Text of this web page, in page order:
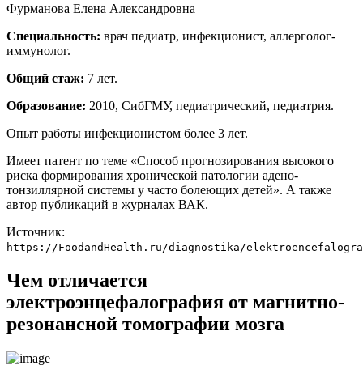
Фурманова Елена Александровна
Специальность: врач педиатр, инфекционист, аллерголог-
иммунолог.
Общий стаж: 7 лет.
Образование: 2010, СибГМУ, педиатрический, педиатрия.
Опыт работы инфекционистом более 3 лет.
Имеет патент по теме «Способ прогнозирования высокого
риска формирования хронической патологии адено-
тонзиллярной системы у часто болеющих детей». А также
автор публикаций в журналах ВАК.
Источник:
https://FoodandHealth.ru/diagnostika/
Чем отличается
электроэнцефалография от магнитно-
резонансной томографии мозга